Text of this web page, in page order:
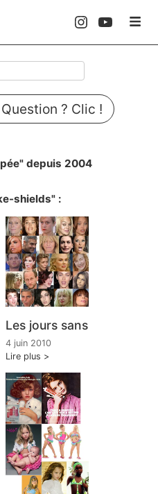
? Clic !
depuis 2004
shields" :
Les jours sans
4 juin 2010
Lire plus